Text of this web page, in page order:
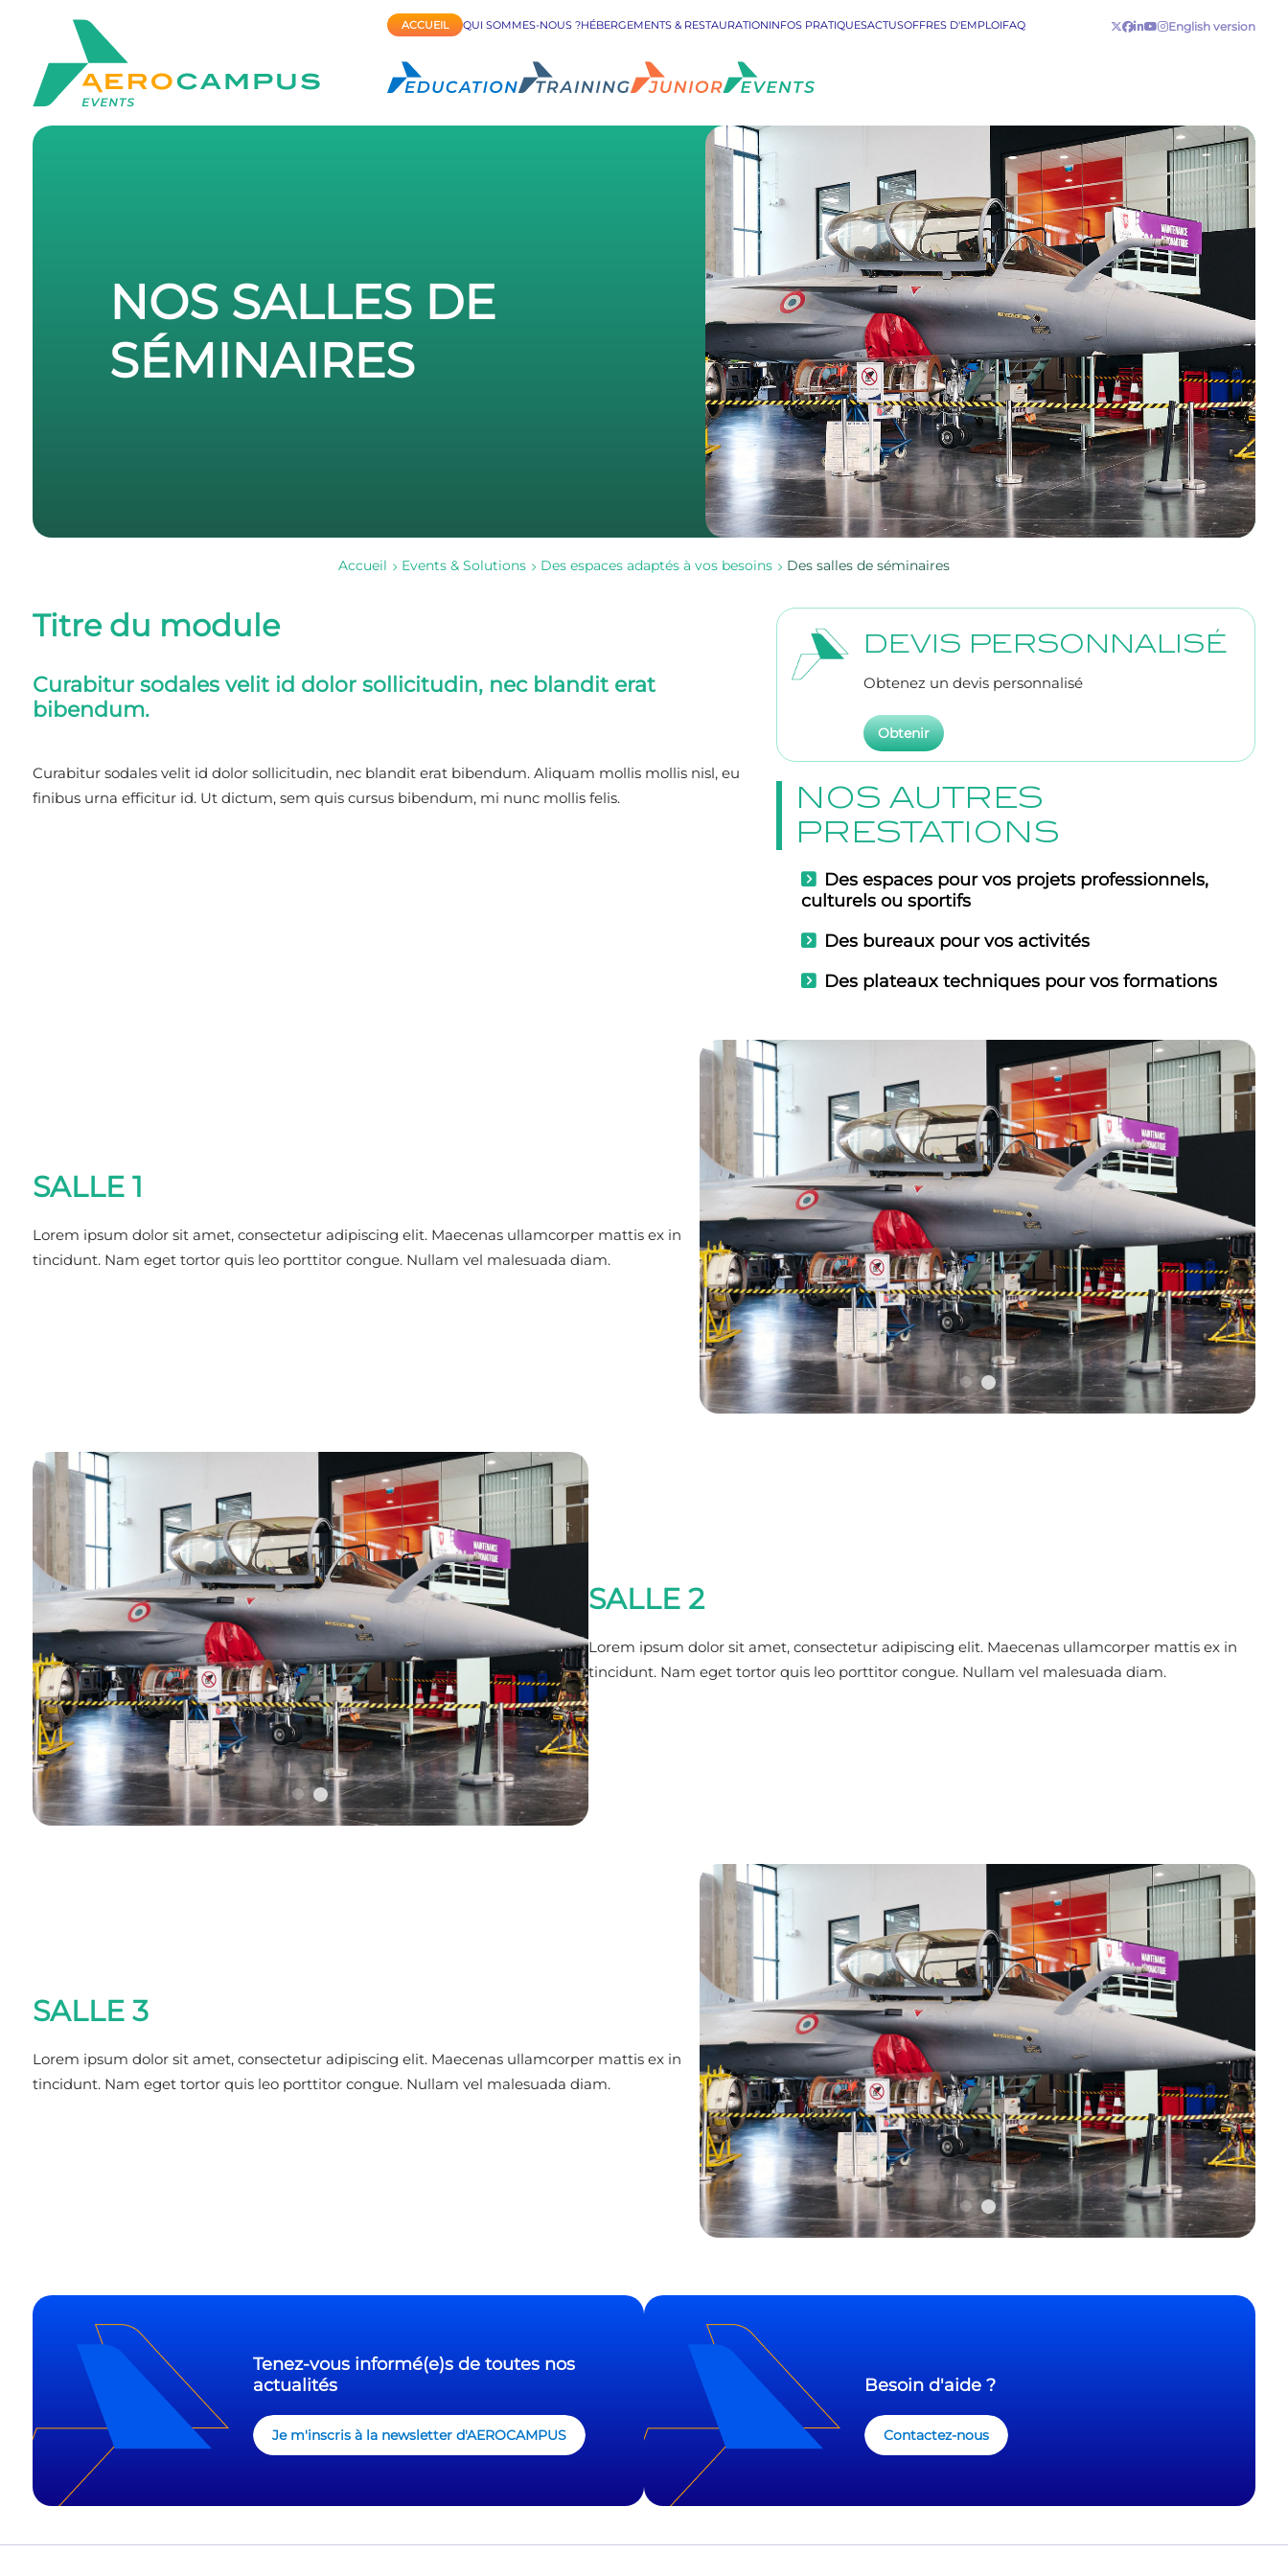
ACCUEIL QUI SOMMES-NOUS ?HÉBERGEMENTS & RESTAURATIONINFOS PRATIQUESACTUSOFFRES D'EMPLOIFAQ English version
NOS SALLES DE
SÉMINAIRES
Accueil Events & Solutions Des espaces adaptés à vos besoins Des salles de séminaires
Titre du module
Curabitur sodales velit id dolor sollicitudin, nec blandit erat
bibendum.
Curabitur sodales velit id dolor sollicitudin, nec blandit erat bibendum. Aliquam mollis mollis nisl, eu
finibus urna efficitur id. Ut dictum, sem quis cursus bibendum, mi nunc mollis felis.
DEVIS PERSONNALISÉ
Obtenez un devis personnalisé
Obtenir
NOS AUTRES
PRESTATIONS
Des espaces pour vos projets professionnels,
culturels ou sportifs
Des bureaux pour vos activités
Des plateaux techniques pour vos formations
SALLE 1
Lorem ipsum dolor sit amet, consectetur adipiscing elit. Maecenas ullamcorper mattis ex in
tincidunt. Nam eget tortor quis leo porttitor congue. Nullam vel malesuada diam.
SALLE 2
Lorem ipsum dolor sit amet, consectetur adipiscing elit. Maecenas ullamcorper mattis ex in
tincidunt. Nam eget tortor quis leo porttitor congue. Nullam vel malesuada diam.
SALLE 3
Lorem ipsum dolor sit amet, consectetur adipiscing elit. Maecenas ullamcorper mattis ex in
tincidunt. Nam eget tortor quis leo porttitor congue. Nullam vel malesuada diam.
Tenez-vous informé(e)s de toutes nos
actualités
Je m'inscris à la newsletter d'AEROCAMPUS
Besoin d'aide ?
Contactez-nous